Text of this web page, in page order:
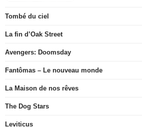
Tombé du ciel
La fin d’Oak Street
Avengers: Doomsday
Fantômas – Le nouveau monde
La Maison de nos rêves
The Dog Stars
Leviticus